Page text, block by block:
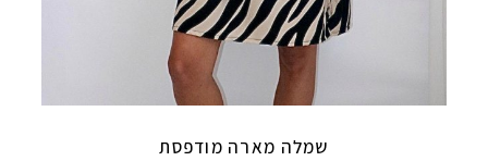
שמלה מארה מודפסת